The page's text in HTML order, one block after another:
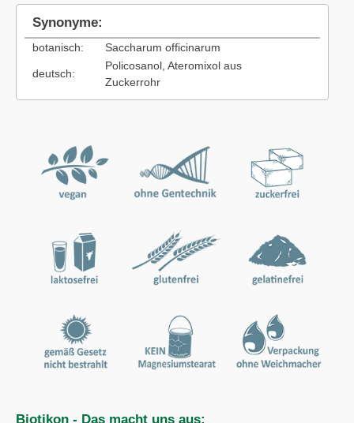
Synonyme:
botanisch: Saccharum officinarum
deutsch:
Policosanol, Ateromixol aus
Zuckerrohr
Biotikon - Das macht uns aus: